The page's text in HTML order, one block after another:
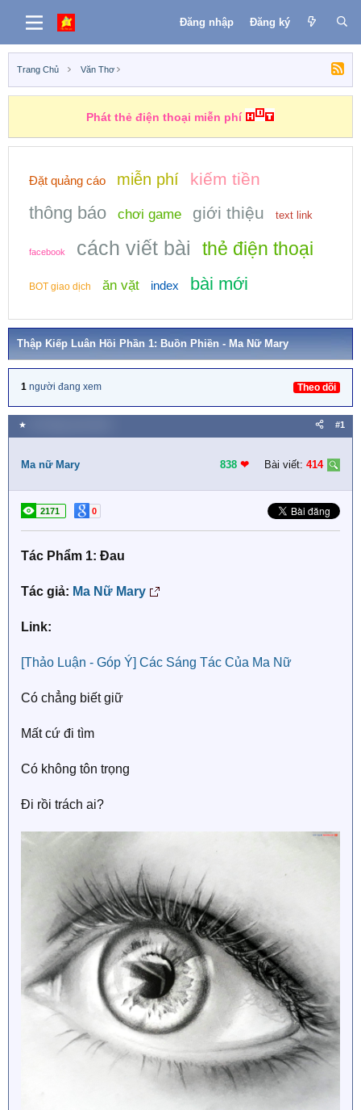
Đăng nhập Đăng ký
Trang Chủ Văn Thơ
Phát thẻ điện thoại miễn phí
Đặt quảng cáo miễn phí kiếm tiền
thông báo chơi game giới thiệu text link
facebook cách viết bài thẻ điện thoại
BOT giao dịch ăn vặt index bài mới
Thập Kiếp Luân Hồi Phần 1: Buồn Phiền - Ma Nữ Mary
1 người đang xem Theo dõi
★ #1
Ma nữ Mary 838 ❤︎ Bài viết: 414
2171 0
Tác Phẩm 1: Đau
Tác giả: Ma Nữ Mary
Link:
[Thảo Luận - Góp Ý] Các Sáng Tác Của Ma Nữ
Có chẳng biết giữ
Mất cứ đi tìm
Có không tôn trọng
Đi rồi trách ai?